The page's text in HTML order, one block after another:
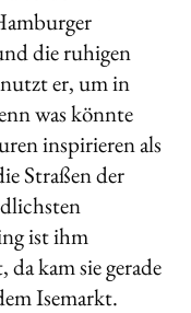
die ruhigen
er, um in
was könnte
inspirieren als
Straßen der
ist ihm
kam sie gerade
Isemarkt.